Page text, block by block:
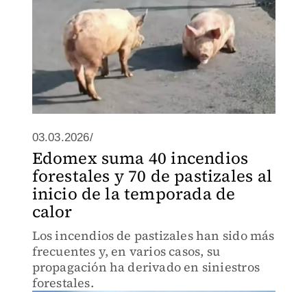
03.03.2026/
Edomex suma 40 incendios
forestales y 70 de pastizales al
inicio de la temporada de
calor
Los incendios de pastizales han sido más
frecuentes y, en varios casos, su
propagación ha derivado en siniestros
forestales.